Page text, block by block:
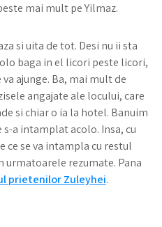
mai mult pe Yilmaz.
si uita de tot. Desi nu ii sta
baga in el licori peste licori,
ajunge. Ba, mai mult de
angajate ale locului, care
si chiar o ia la hotel. Banuim
s-a intamplat acolo. Insa, cu
ce se va intampla cu restul
rezumate. Pana
prietenilor Zuleyhei.